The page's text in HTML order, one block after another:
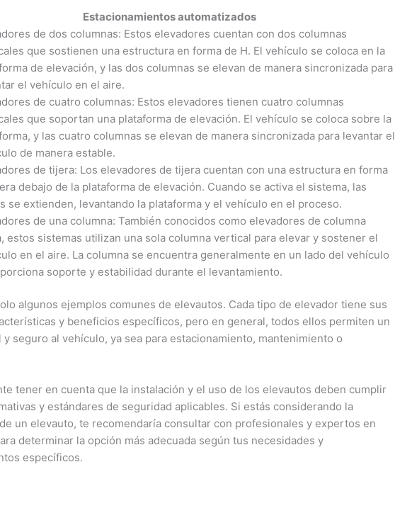
Estacionamientos automatizados
de dos columnas: Estos elevadores cuentan con dos columnas
que sostienen una estructura en forma de H. El vehículo se coloca en la
de elevación, y las dos columnas se elevan de manera sincronizada para
el vehículo en el aire.
de cuatro columnas: Estos elevadores tienen cuatro columnas
que soportan una plataforma de elevación. El vehículo se coloca sobre la
y las cuatro columnas se elevan de manera sincronizada para levantar el
de manera estable.
de tijera: Los elevadores de tijera cuentan con una estructura en forma
debajo de la plataforma de elevación. Cuando se activa el sistema, las
se extienden, levantando la plataforma y el vehículo en el proceso.
de una columna: También conocidos como elevadores de columna
estos sistemas utilizan una sola columna vertical para elevar y sostener el
en el aire. La columna se encuentra generalmente en un lado del vehículo
soporte y estabilidad durante el levantamiento.
algunos ejemplos comunes de elevautos. Cada tipo de elevador tiene sus
y beneficios específicos, pero en general, todos ellos permiten un
y seguro al vehículo, ya sea para estacionamiento, mantenimiento o
tener en cuenta que la instalación y el uso de los elevautos deben cumplir
y estándares de seguridad aplicables. Si estás considerando la
un elevauto, te recomendaría consultar con profesionales y expertos en
determinar la opción más adecuada según tus necesidades y
específicos.